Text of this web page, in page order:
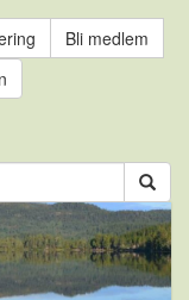
Bli medlem